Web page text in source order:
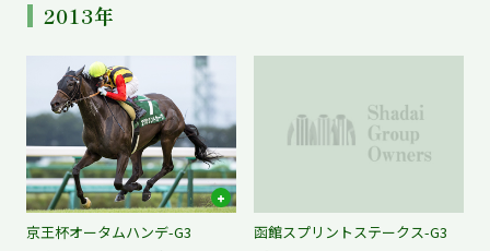
2013年
京王杯オータムハンデ-G3 函館スプリントステークス-G3